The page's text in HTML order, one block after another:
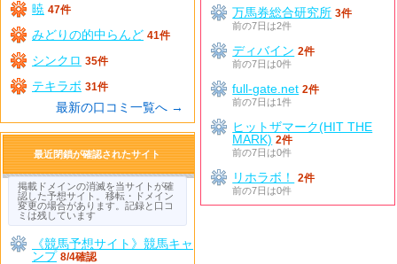
暁 47件
みどりの的中らんど 41件
シンクロ 35件
テキラボ 31件
最新の口コミ一覧へ →
万馬券総合研究所 3件
前の7日は2件
ディバイン 2件
前の7日は0件
full-gate.net 2件
前の7日は1件
ヒットザマーク(HIT THE
MARK) 2件
前の7日は0件
リホラボ！
2件
前の7日は0件
最近閉鎖が確認されたサイト
掲載ドメインの消滅を当サイトが確
認した予想サイト。移転・ドメイン
変更の場合があります。記録と口コ
ミは残しています
《競馬予想サイト》競馬キャ
ンプ 8/4確認